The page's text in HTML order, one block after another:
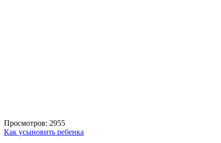
Просмотров: 2955
Как усыновить ребенка